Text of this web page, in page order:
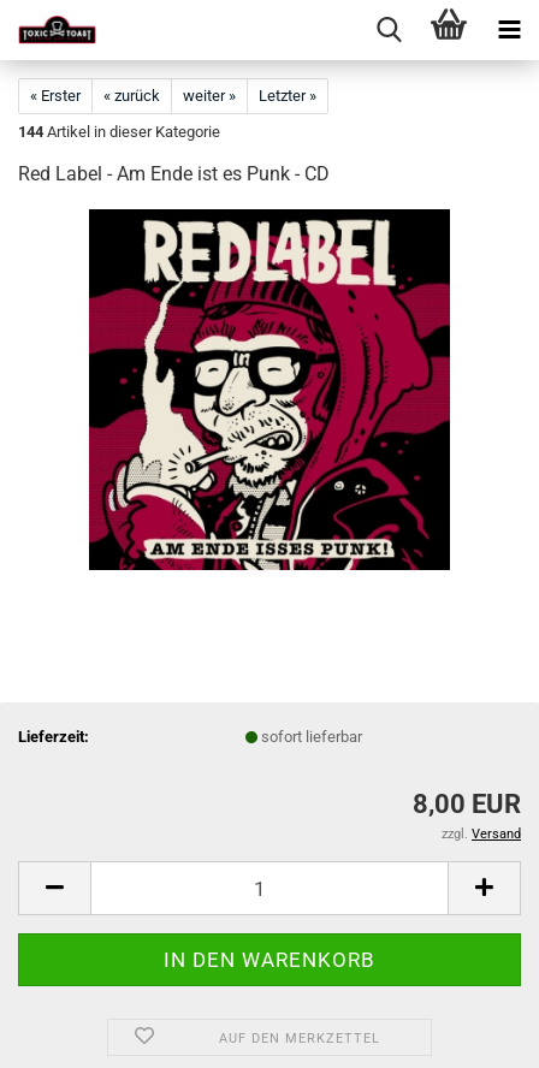
« Erster « zurück weiter »
Letzter »
144 Artikel in dieser Kategorie
Red Label - Am Ende ist es Punk - CD
Lieferzeit: sofort lieferbar
8,00 EUR
zzgl. Versand
AUF DEN MERKZETTEL